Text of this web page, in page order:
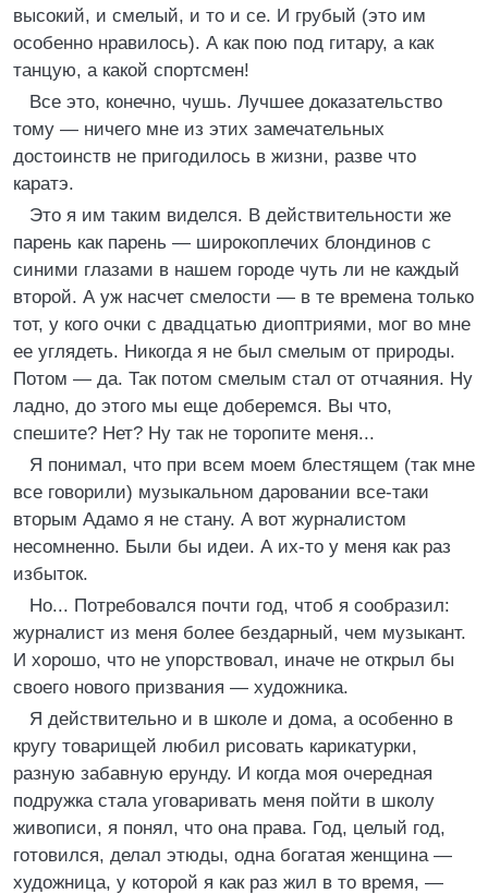
высокий, и смелый, и то и се. И грубый (это им
особенно нравилось). А как пою под гитару, а как
танцую, а какой спортсмен!
Все это, конечно, чушь. Лучшее доказательство
тому — ничего мне из этих замечательных
достоинств не пригодилось в жизни, разве что
каратэ.
Это я им таким виделся. В действительности же
парень как парень — широкоплечих блондинов с
синими глазами в нашем городе чуть ли не каждый
второй. А уж насчет смелости — в те времена только
тот, у кого очки с двадцатью диоптриями, мог во мне
ее углядеть. Никогда я не был смелым от природы.
Потом — да. Так потом смелым стал от отчаяния. Ну
ладно, до этого мы еще доберемся. Вы что,
спешите? Нет? Ну так не торопите меня...
Я понимал, что при всем моем блестящем (так мне
все говорили) музыкальном даровании все-таки
вторым Адамо я не стану. А вот журналистом
несомненно. Были бы идеи. А их-то у меня как раз
избыток.
Но... Потребовался почти год, чтоб я сообразил:
журналист из меня более бездарный, чем музыкант.
И хорошо, что не упорствовал, иначе не открыл бы
своего нового призвания — художника.
Я действительно и в школе и дома, а особенно в
кругу товарищей любил рисовать карикатурки,
разную забавную ерунду. И когда моя очередная
подружка стала уговаривать меня пойти в школу
живописи, я понял, что она права. Год, целый год,
готовился, делал этюды, одна богатая женщина —
художница, у которой я как раз жил в то время, —